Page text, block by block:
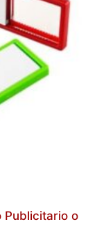
Publicitario o